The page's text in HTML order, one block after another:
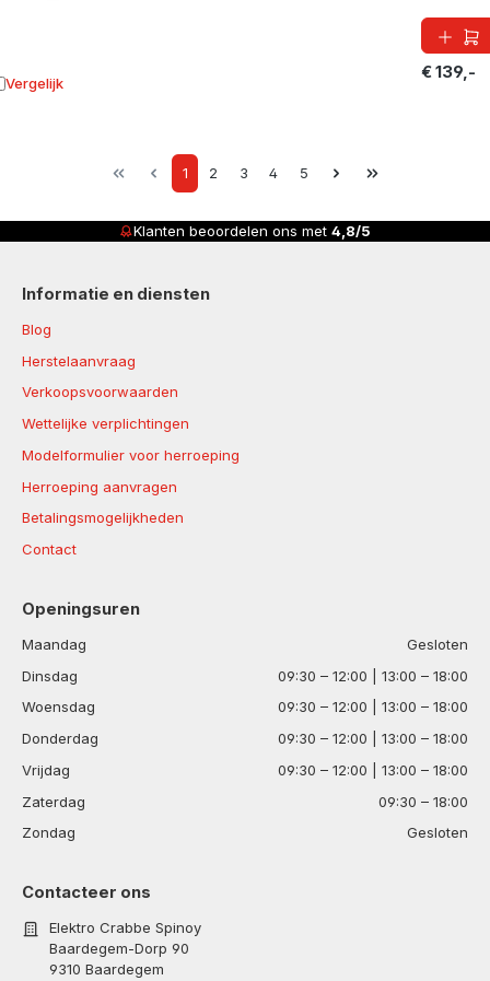
€ 139,-
Vergelijk aan vergelijking
Page
1 Page
2 Page
3 Page
4 Page
5
Klanten beoordelen ons met 4,8/5
Informatie en diensten
Blog
Herstelaanvraag
Verkoopsvoorwaarden
Wettelijke verplichtingen
Modelformulier voor herroeping
Herroeping aanvragen
Betalingsmogelijkheden
Contact
Openingsuren
Maandag
Gesloten
Dinsdag
09:30 – 12:00 | 13:00 – 18:00
Woensdag
09:30 – 12:00 | 13:00 – 18:00
Donderdag
09:30 – 12:00 | 13:00 – 18:00
Vrijdag
09:30 – 12:00 | 13:00 – 18:00
Zaterdag
09:30 – 18:00
Zondag
Gesloten
Contacteer ons
Elektro Crabbe Spinoy
Baardegem-Dorp 90
9310 Baardegem